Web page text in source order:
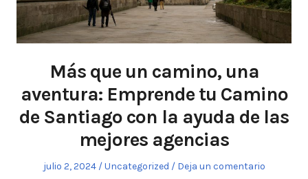
Más que un camino, una
aventura: Emprende tu Camino
de Santiago con la ayuda de las
mejores agencias
Publicado
julio 2, 2024
Publicado
Uncategorized Deja un comentario